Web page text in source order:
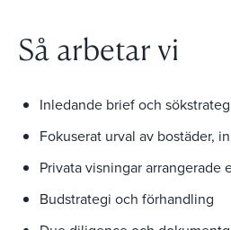
Så arbetar vi
Inledande brief och
Fokuserat urval av bostäder,
Privata visningar arrangerade
Budstrategi och förhandling